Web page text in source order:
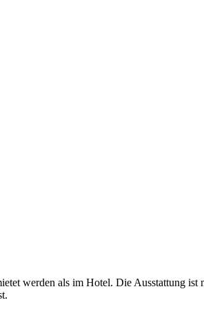
werden als im Hotel. Die Ausstattung ist